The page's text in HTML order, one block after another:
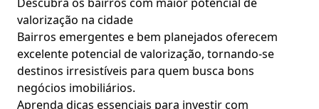
valorização na cidade
Bairros emergentes e bem planejados oferecem
excelente potencial de valorização, tornando-se
destinos irresistíveis para quem busca bons
negócios imobiliários.
Aprenda dicas essenciais para investir com